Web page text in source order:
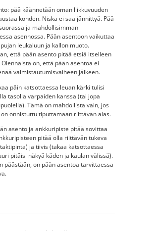
pää käännetään oman liikkuvuuden
kohden. Niska ei saa jännittyä. Pää
ja mahdollisimman
asennossa. Pään asentoon vaikuttaa
leukaluun ja kallon muoto.
että pään asento pitää etsiä itselleen
on, että pään asentoa ei
valmistautumisvaiheen jälkeen.
päin katsottaessa leuan kärki tulisi
tasolla varpaiden kanssa (tai jopa
Tämä on mahdollista vain, jos
onnistuttu tiputtamaan riittävän alas.
asento ja ankkuripiste pitää sovittaa
pitää olla riittävän tukeva
ja tiivis (takaa katsottaessa
pitäisi näkyä käden ja kaulan välissä).
päästään, on pään asentoa tarvittaessa